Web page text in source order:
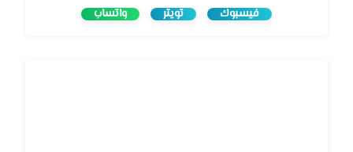
فيسبوك تويتر واتساب